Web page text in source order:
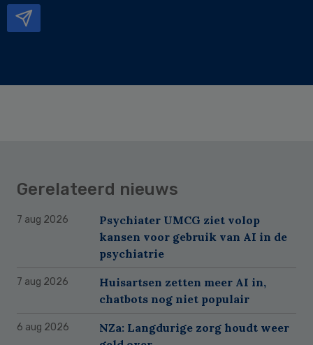
Gerelateerd nieuws
7 aug 2026
Psychiater UMCG ziet volop
kansen voor gebruik van AI in de
psychiatrie
7 aug 2026
Huisartsen zetten meer AI in,
chatbots nog niet populair
6 aug 2026
NZa: Langdurige zorg houdt weer